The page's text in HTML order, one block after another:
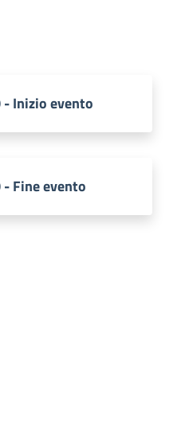
- Inizio evento
Fine evento